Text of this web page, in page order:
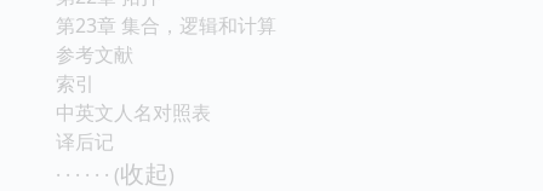
第23章 集合，逻辑和计算
参考文献
索引
中英文人名对照表
译后记
· · · · · · (收起)